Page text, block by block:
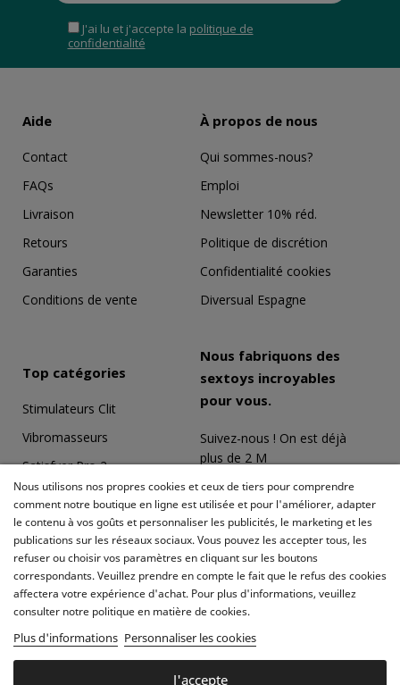
J'ai lu et j'accepte la politique de
confidentialité
Aide
Contact
FAQs
Livraison
Retours
Garanties
Conditions de vente
À propos de nous
Qui sommes-nous?
Emploi
Newsletter 10% réd.
Politique de discrétion
Confidentialité cookies
Diversual Espagne
Top catégories
Stimulateurs Clit
Vibromasseurs
Satisfyer Pro 2
Coffrets Érotiques
Masturbateurs
Meilleures ventes
Nous fabriquons des
sextoys incroyables
pour vous.
Suivez-nous ! On est déjà
plus de 2 M
Nous utilisons nos propres cookies et ceux de tiers pour comprendre
comment notre boutique en ligne est utilisée et pour l'améliorer, adapter
le contenu à vos goûts et personnaliser les publicités, le marketing et les
publications sur les réseaux sociaux. Vous pouvez les accepter tous, les
refuser ou choisir vos paramètres en cliquant sur les boutons
correspondants. Veuillez prendre en compte le fait que le refus des cookies
affectera votre expérience d'achat. Pour plus d'informations, veuillez
consulter notre politique en matière de cookies.
Plus d'informations Personnaliser les cookies
J'accepte